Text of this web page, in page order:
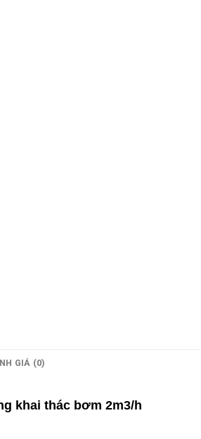
GIÁ (0)
khai thác bơm 2m3/h